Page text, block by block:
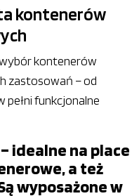
kontenerów
kontenerów
zastosowań – od
pełni funkcjonalne
idealne na place
a też
wyposażone w